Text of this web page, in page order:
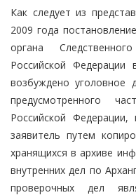
Как следует из
2009 года
органа
Российской
возбуждено уголовное
предусмотренного
Российской
заявитель путем
хранящихся в архиве
внутренних дел по
проверочных дел